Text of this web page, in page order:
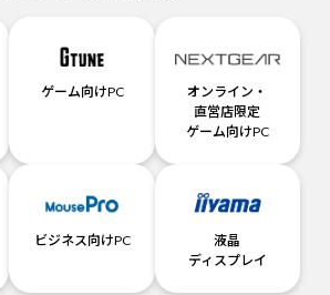
ゲーム向けPC
オンライン・
直営店限定
ゲーム向けPC
ビジネス向けPC
液晶
ディスプレイ